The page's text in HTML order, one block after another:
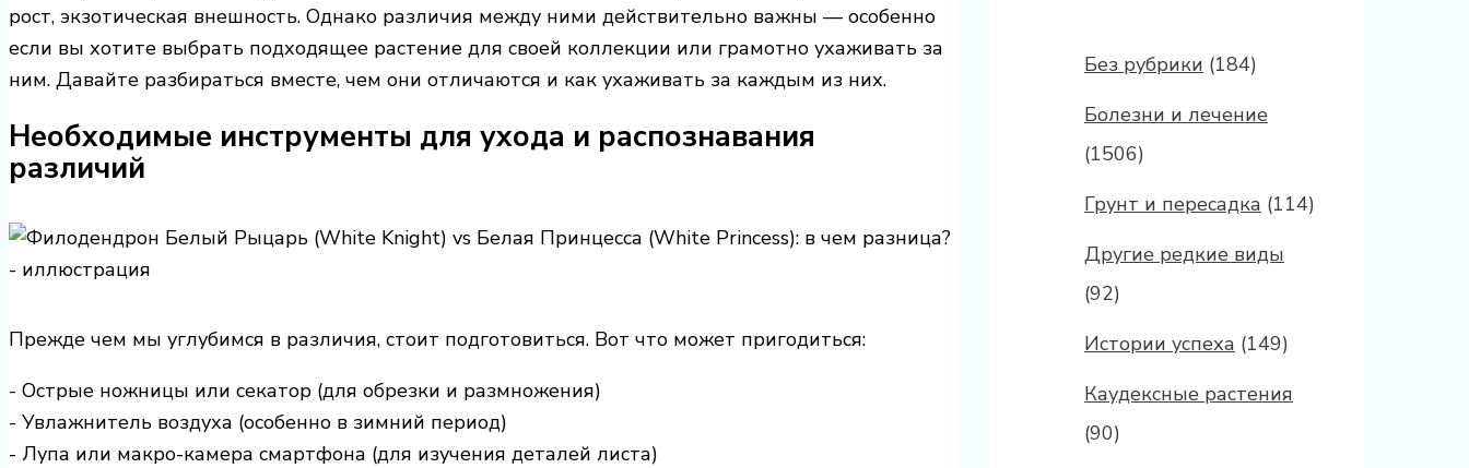
рост, экзотическая внешность. Однако различия между ними действительно важны — особенно
если вы хотите выбрать подходящее растение для своей коллекции или грамотно ухаживать за
ним. Давайте разбираться вместе, чем они отличаются и как ухаживать за каждым из них.
Необходимые инструменты для ухода и распознавания
различий
Прежде чем мы углубимся в различия, стоит подготовиться. Вот что может пригодиться:
- Острые ножницы или секатор (для обрезки и размножения)
- Увлажнитель воздуха (особенно в зимний период)
- Лупа или макро-камера смартфона (для изучения деталей листа)
Без рубрики (184)
Болезни и лечение
(1506)
Грунт и пересадка (114)
Другие редкие виды
(92)
Истории успеха (149)
Каудексные растения
(90)